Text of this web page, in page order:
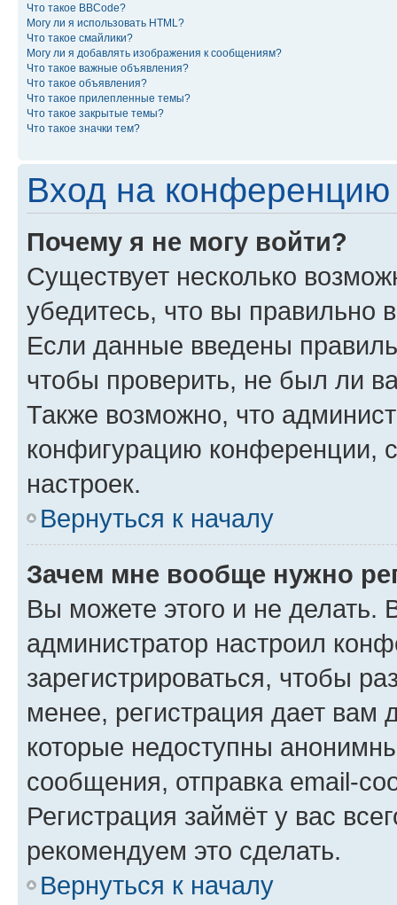
Что такое BBCode?
Могу ли я использовать HTML?
Что такое смайлики?
Могу ли я добавлять изображения к сообщениям?
Что такое важные объявления?
Что такое объявления?
Что такое прилепленные темы?
Что такое закрытые темы?
Что такое значки тем?
Вход на конференцию
Почему я не могу войти?
Существует несколько
убедитесь, что вы правильно
Если данные введены
чтобы проверить, не был ли
Также возможно, что
конфигурацию конференции,
настроек.
Вернуться к началу
Зачем мне вообще нужно
Вы можете этого и не делать.
администратор настроил
зарегистрироваться, чтобы
менее, регистрация дает вам
которые недоступны
сообщения, отправка email-
Регистрация займёт у вас
рекомендуем это сделать.
Вернуться к началу